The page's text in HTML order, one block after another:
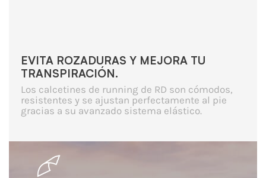
EVITA ROZADURAS Y MEJORA TU
TRANSPIRACIÓN.
Los calcetines de running de RD son cómodos,
resistentes y se ajustan perfectamente al pie
gracias a su avanzado sistema elástico.